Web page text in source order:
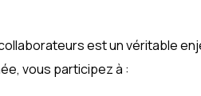
est un véritable
vous participez à :